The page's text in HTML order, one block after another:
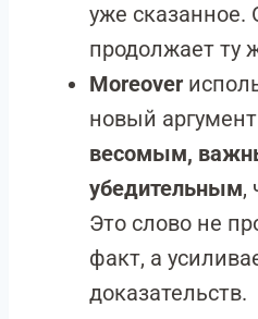
уже сказанное.
продолжает
Moreover
новый
весомым,
убедительным,
Это слово не
факт, а
доказательств.